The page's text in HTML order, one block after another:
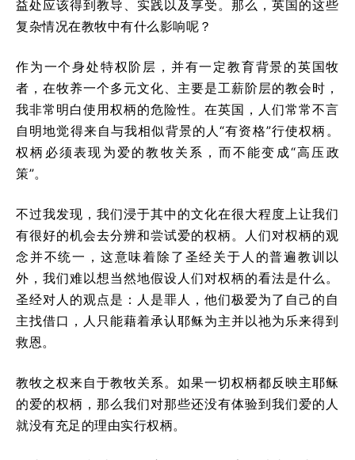
益处应该得到教导、实践以及享受。那么，英国的这些
复杂情况在教牧中有什么影响呢？
作为一个身处特权阶层，并有一定教育背景的英国牧
者，在牧养一个多元文化、主要是工薪阶层的教会时，
我非常明白使用权柄的危险性。在英国，人们常常不言
自明地觉得来自与我相似背景的人“有资格”行使权柄。
权柄必须表现为爱的教牧关系，而不能变成“高压政
策”。
不过我发现，我们浸于其中的文化在很大程度上让我们
有很好的机会去分辨和尝试爱的权柄。人们对权柄的观
念并不统一，这意味着除了圣经关于人的普遍教训以
外，我们难以想当然地假设人们对权柄的看法是什么。
圣经对人的观点是：人是罪人，他们极爱为了自己的自
主找借口，人只能藉着承认耶稣为主并以祂为乐来得到
救恩。
教牧之权来自于教牧关系。如果一切权柄都反映主耶稣
的爱的权柄，那么我们对那些还没有体验到我们爱的人
就没有充足的理由实行权柄。